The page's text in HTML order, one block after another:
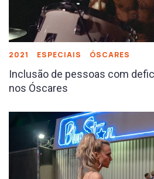
2021 ESPECIAIS ÓSCARES
Inclusão de pessoas com
nos Óscares